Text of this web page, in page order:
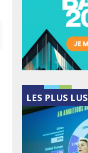
LES PLUS LUS